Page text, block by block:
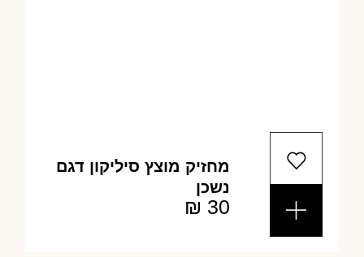
מחזיק מוצץ סיליקון דגם
נשכן
₪ 30